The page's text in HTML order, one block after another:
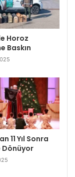
Horoz
Baskın
11 Yıl Sonra
Dönüyor